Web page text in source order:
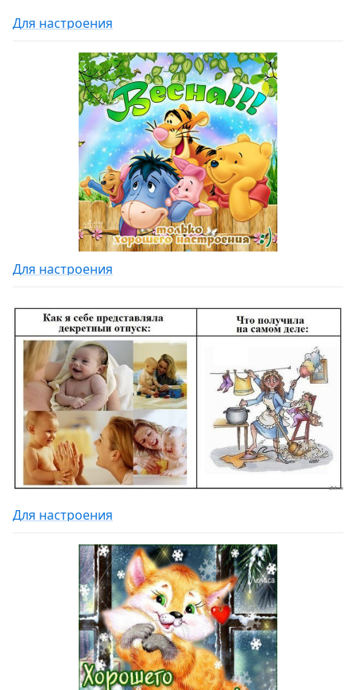
Для настроения
Для настроения
Для настроения